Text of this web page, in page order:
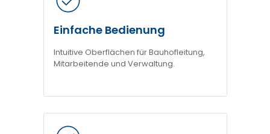
Einfache Bedienung
Intuitive Oberflächen für Bauhofleitung,
Mitarbeitende und Verwaltung.